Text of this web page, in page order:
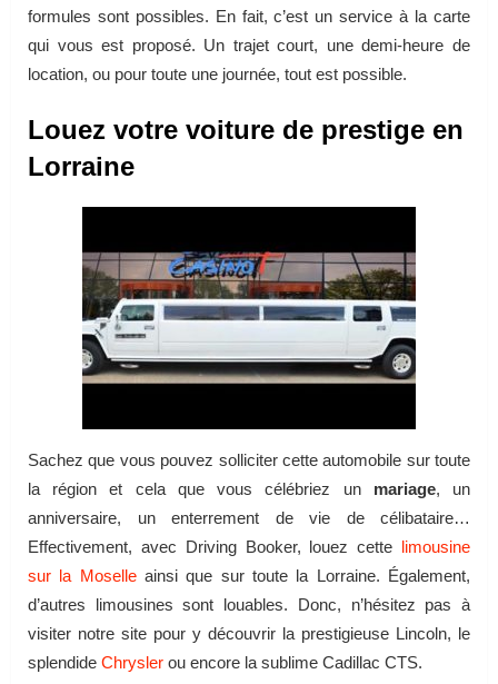
formules sont possibles. En fait, c’est un service à la carte
qui vous est proposé. Un trajet court, une demi-heure de
location, ou pour toute une journée, tout est possible.
Louez votre voiture de prestige en
Lorraine
Sachez que vous pouvez solliciter cette automobile sur toute
la région et cela que vous célébriez un mariage, un
anniversaire, un enterrement de vie de célibataire…
Effectivement, avec Driving Booker, louez cette limousine
sur la Moselleainsi que sur toute la Lorraine. Également,
d’autres limousines sont louables. Donc, n’hésitez pas à
visiter notre site pour y découvrir la prestigieuse Lincoln, le
splendide Chrysler ou encore la sublime Cadillac CTS.